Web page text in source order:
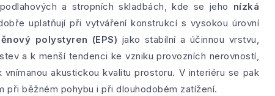
a stropních skladbách, kde se jeho nízká
uplatňují při vytváření konstrukcí s vysokou úrovní
polystyren (EPS) jako stabilní a účinnou vrstvu,
a k menší tendenci ke vzniku provozních nerovností,
akustickou kvalitu prostoru. V interiéru se pak
při běžném pohybu i při dlouhodobém zatížení.